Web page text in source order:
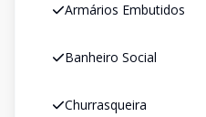
Armários Embutidos
Banheiro Social
Churrasqueira